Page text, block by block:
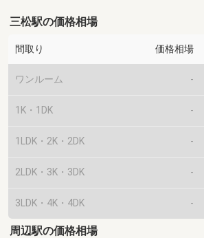
三松駅の価格相場
間取り 価格相場
ワンルーム -
1K・1DK -
1LDK・2K・2DK -
2LDK・3K・3DK -
3LDK・4K・4DK -
周辺駅の価格相場